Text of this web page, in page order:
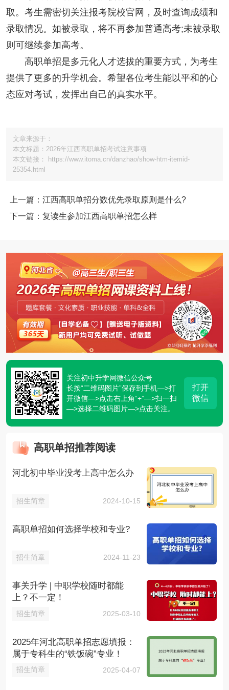
取。考生需密切关注报考院校官网，及时查询成绩和
录取情况。如被录取，将不再参加普通高考;未被录取
则可继续参加高考。
高职单招是多元化人才选拔的重要方式，为考生
提供了更多的升学机会。希望各位考生能以平和的心
态应对考试，发挥出自己的真实水平。
文章来源于：
本文标题：2026年江西高职单招考试注意事项
本文链接： https://www.itoma.cn/danzhao/show-htm-itemid-
25354.html
上一篇：江西高职单招分数优先录取原则是什么?
下一篇：复读生参加江西高职单招怎么样
关注初中升学网微信公众号
长按“二维码图片”保存到手机—>打
开微信—>点击右上角“+”—>扫一扫
—>选择二维码图片—>点击关注。
打开
微信
高职单招推荐阅读
河北初中毕业没考上高中怎么办
招生简章 2024-10-15
高职单招如何选择学校和专业?
招生简章 2024-11-23
事关升学 | 中职学校随时都能
上？不一定！
招生简章 2025-03-10
2025年河北高职单招志愿填报：
属于专科生的“铁饭碗”专业！
招生简章 2025-04-07